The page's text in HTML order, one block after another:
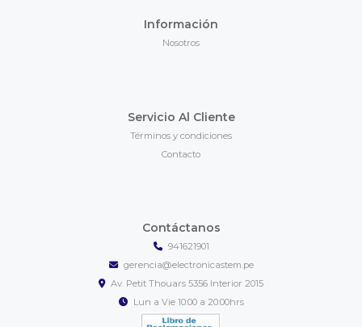
Información
Nosotros
Servicio Al Cliente
Términos y condiciones
Contacto
Contáctanos
941621901
gerencia@electronicastem.pe
Av. Petit Thouars 5356 Interior 2015
Lun a Vie 10:00 a 20:00hrs